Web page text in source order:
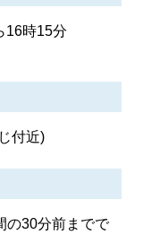
時15分
付近)
の30分前までで